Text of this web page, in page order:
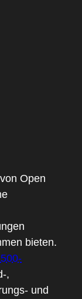
Open
bieten.
,
und